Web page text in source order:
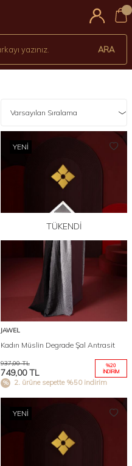
ARA
YENI
TÜKENDI
JAWEL
Kadın Müslin Degrade Şal Antrasit
937,00TL
749,00TL
%20
İNDIRIM
2. ürüne sepette %50 indirim
YENI